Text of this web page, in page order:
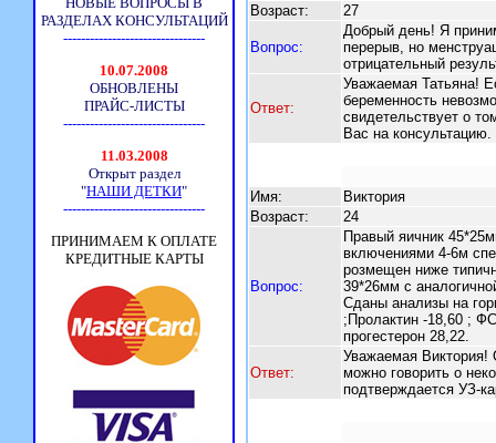
Возраст:
27
Вопрос:
Добрый день! Я
перерыв, но
отрицательный
Ответ:
Уважаемая Татьяна!
беременность
свидетельствует о
Вас на консультацию.
Имя:
Виктория
Возраст:
24
Вопрос:
Правый яичник
включениями 4-6м
розмещен ниже
39*26мм с
Сданы анализы на
;Пролактин -18,60 ;
прогестерон 28,22.
Ответ:
Уважаемая Виктория!
можно говорить о
подтверждается УЗ-